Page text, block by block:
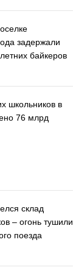
задержали
байкеров
школьников в
76 млрд
склад
– огонь тушили
поезда